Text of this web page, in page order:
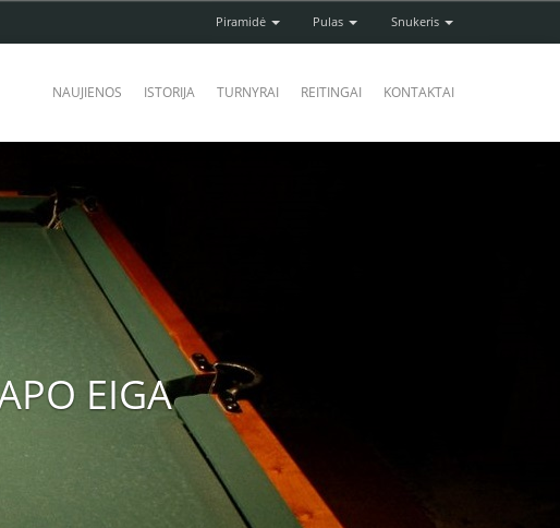
Piramidė Pulas Snukeris
NAUJIENOS ISTORIJA TURNYRAI REITINGAI KONTAKTAI
EIGA